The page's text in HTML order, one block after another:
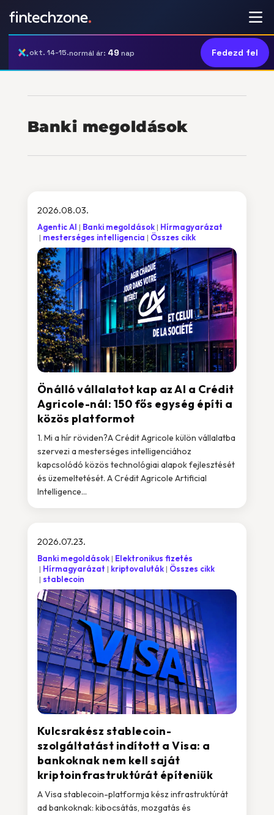
okt. 14-15.normál ár: 49 nap Fedezd fel
Banki megoldások
Önálló vállalatot kap az AI a Crédit
Agricole-nál: 150 fős egység építi a
közös platformot
2026.08.03.
Agentic AI Banki megoldások
Hírmagyarázat
mesterséges intelligencia
Összes cikk
1. Mi a hír röviden?A Crédit Agricole külön vállalatba
szervezi a mesterséges intelligenciához
kapcsolódó közös technológiai alapok fejlesztését
és üzemeltetését. A Crédit Agricole Artificial
Intelligence...
Kulcsrakész stablecoin-
szolgáltatást indított a Visa: a
bankoknak nem kell saját
kriptoinfrastruktúrát építeniük
2026.07.23.
Banki megoldások
Elektronikus fizetés
Hírmagyarázat
kriptovaluták
Összes cikk
stablecoin
A Visa stablecoin-platformja kész infrastruktúrát
ad bankoknak: kibocsátás, mozgatás és